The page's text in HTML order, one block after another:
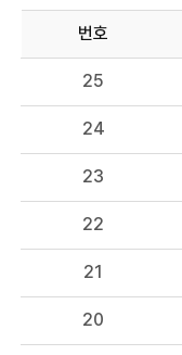
번호
25
24
23
22
21
20